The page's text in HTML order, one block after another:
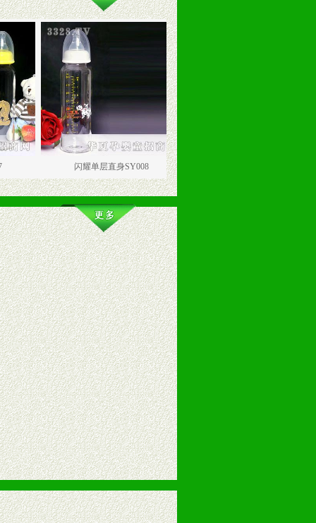
闪耀单层直身SY008 闪耀单层弧形SY019